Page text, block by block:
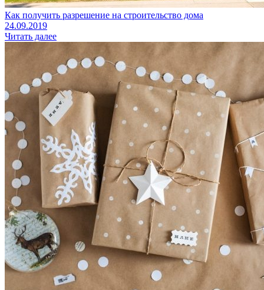
Как получить разрешение на строительство дома
24.09.2019
Читать далее